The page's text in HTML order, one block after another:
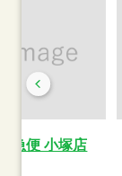
急便 小塚店